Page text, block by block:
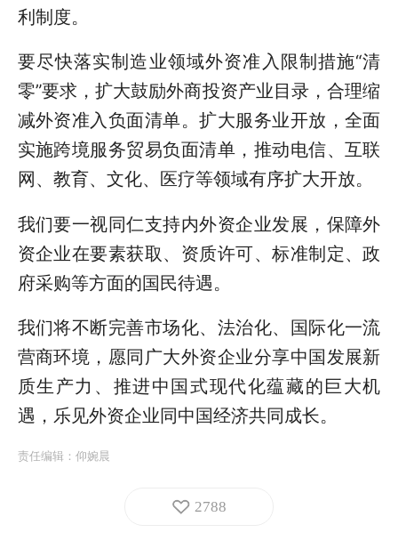
利制度。
要尽快落实制造业领域外资准入限制措施“清
零”要求，扩大鼓励外商投资产业目录，合理缩
减外资准入负面清单。扩大服务业开放，全面
实施跨境服务贸易负面清单，推动电信、互联
网、教育、文化、医疗等领域有序扩大开放。
我们要一视同仁支持内外资企业发展，保障外
资企业在要素获取、资质许可、标准制定、政
府采购等方面的国民待遇。
我们将不断完善市场化、法治化、国际化一流
营商环境，愿同广大外资企业分享中国发展新
质生产力、推进中国式现代化蕴藏的巨大机
遇，乐见外资企业同中国经济共同成长。
责任编辑： 仰婉晨
2788